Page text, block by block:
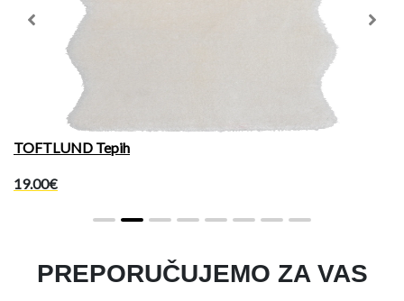
TOFTLUND Tepih
19.00€
Previous Next
PREPORUČUJEMO ZA VAS